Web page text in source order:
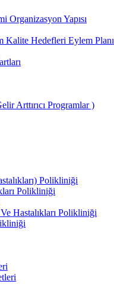
Organizasyon Yapısı
Kalite Hedefleri Eylem Planı
Arttırıcı Programlar )
Polikliniği
Polikliniği
Hastalıkları Polikliniği